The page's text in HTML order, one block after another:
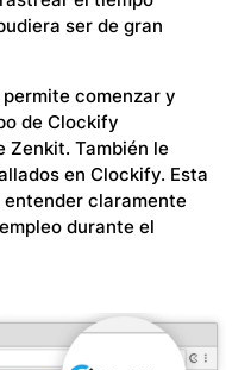
ser de gran
comenzar y
de Clockify
Zenkit. También le
en Clockify. Esta
claramente
durante el